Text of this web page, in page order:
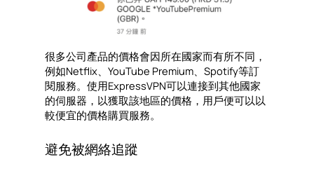
很多公司產品的價格會因所在國家而有所不同，
例如Netflix、YouTube Premium、Spotify等訂
閱服務。使用ExpressVPN可以連接到其他國家
的伺服器，以獲取該地區的價格，用戶便可以以
較便宜的價格購買服務。
避免被網絡追蹤